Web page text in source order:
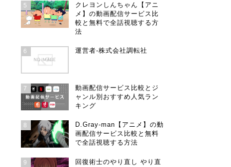
5
クレヨンしんちゃん【アニ
メ】の動画配信サービス比
較と無料で全話視聴する方
法
6 運営者-株式会社調転社
7
動画配信サービス比較とジ
ャンル別おすすめ人気ラン
キング
8
D.Gray-man【アニメ】の動
画配信サービス比較と無料
で全話視聴する方法
9
回復術士のやり直し やり直